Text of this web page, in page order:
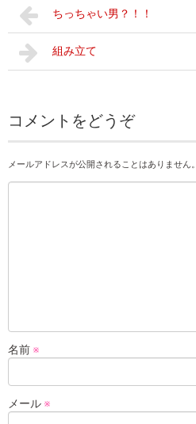
ちっちゃい男？！！
組み立て
コメントをどうぞ
メールアドレスが公開されることはありません。
名前 ※
メール ※